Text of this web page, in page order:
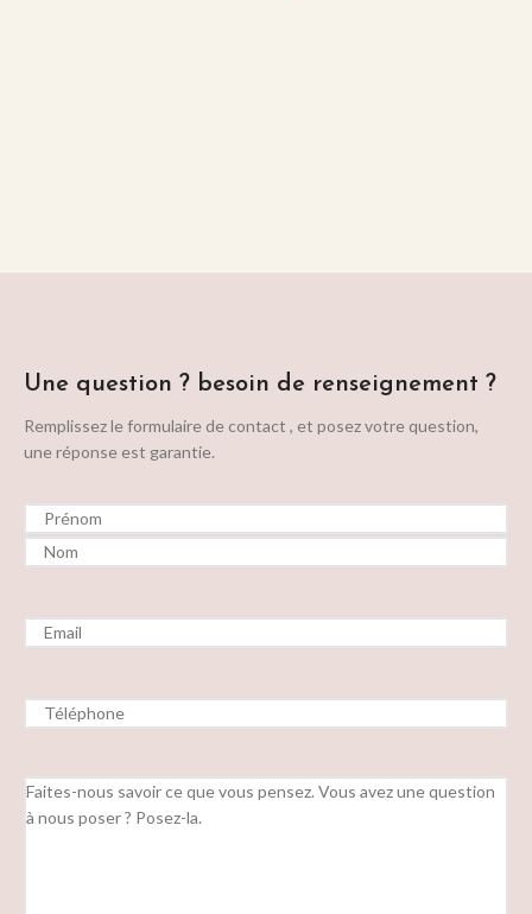
Une question ? besoin de renseignement ?
Remplissez le formulaire de contact , et posez votre question,
une réponse est garantie.